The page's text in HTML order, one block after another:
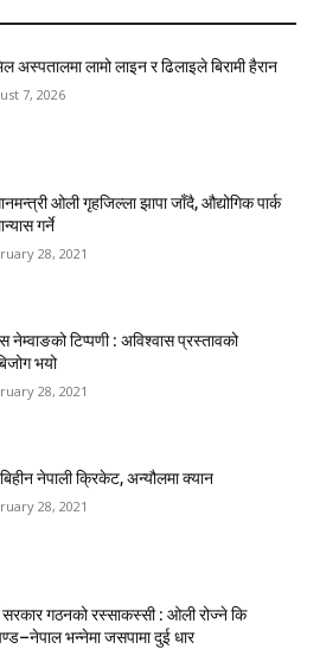
अस्पतालमा लामो लाइन र ढिलाइले बिरामी हैरान
7, 2026
ओली गृहजिल्ला झापा जाँदै, औद्योगिक पार्क
गर्ने
28, 2021
नेम्वाङको टिप्पणी : अविश्वास प्रस्तावको
भयो
28, 2021
नेपाली क्रिकेट, अन्यौलमा क्यान
28, 2021
सरकार गठनको रस्साकस्सी : ओली रोज्ने कि
भन्नेमा जसपामा दुई धार